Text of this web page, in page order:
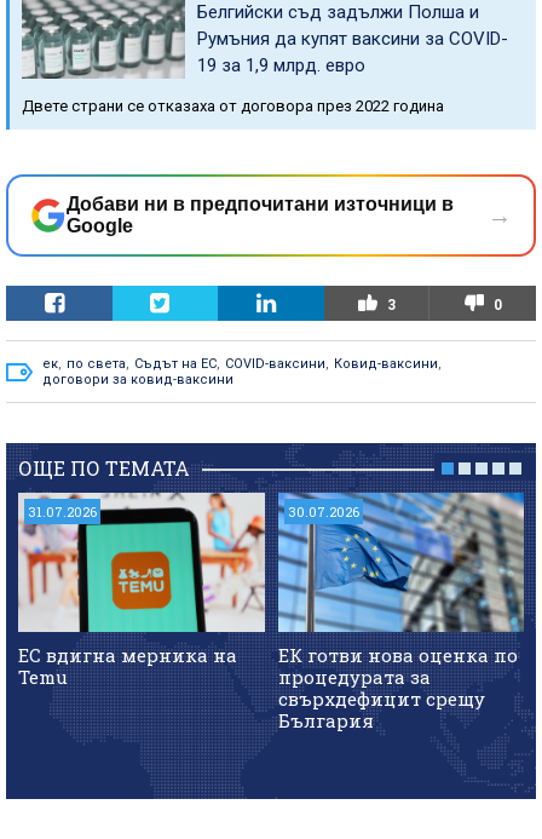
Белгийски съд задължи Полша и
Румъния да купят ваксини за COVID-
19 за 1,9 млрд. евро
Двете страни се отказаха от договора през 2022 година
Добави ни в предпочитани източници в
Google
→
3 0
ек, по света, Съдът на ЕС, COVID-ваксини, Ковид-ваксини,
договори за ковид-ваксини
ОЩЕ ПО ТЕМАТА
31.07.2026
ЕС вдигна мерника на
Temu
30.07.2026
ЕК готви нова оценка по
процедурата за
свърхдефицит срещу
България